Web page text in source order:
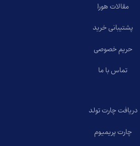
مقالات هورا
پشتیبانی خرید
حریم خصوصی
تماس با ما
دریافت چارت تولد
چارت پریمیوم